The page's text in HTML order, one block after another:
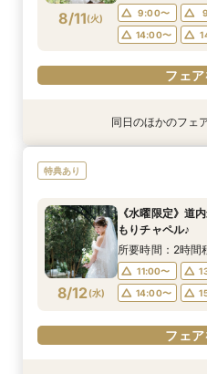
フェア
フェア
8/11(火) 9:00〜
14:00〜
フェ
特典あり
8/11(火)
【式場迷子さん
9:00〜
14:00〜
フェア
8/11(火)
【自宅で安心◎
式場相談×見積
所要時間：2時間
15:00〜
フェア
特典あり
8/11(火)
【少人数×おも
9:00〜
14:00〜
フェア
特典あり
8/11(火)
【ペット婚】駅
9:00〜
14:00〜
フェア
同日のほかのフェ
特典あり
8/12(水)
《水曜限定》道
もりチャペル♪
所要時間：2時間
11:00〜
14:00〜
フェ